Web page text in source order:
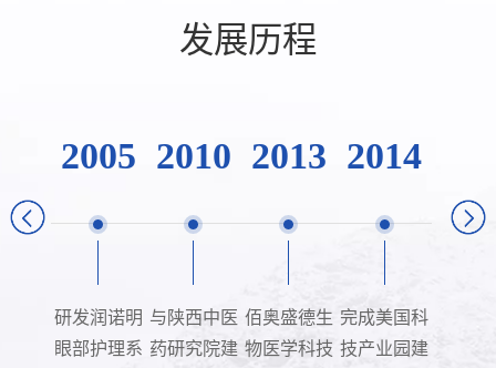
发展历程
2005
研发润诺明
眼部护理系
2010
与陕西中医
药研究院建
2013
佰奥盛德生
物医学科技
2014
完成美国科
技产业园建